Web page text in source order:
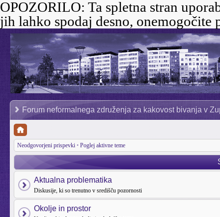
OPOZORILO: Ta spletna stran
jih lahko spodaj desno, onemogočite
Forum neformalnega združenja za kakovost bivanja v
Neodgovorjeni prispevki • Poglej aktivne teme
Aktualna problematika
Diskusije, ki so trenutno v središču pozornosti
Okolje in prostor